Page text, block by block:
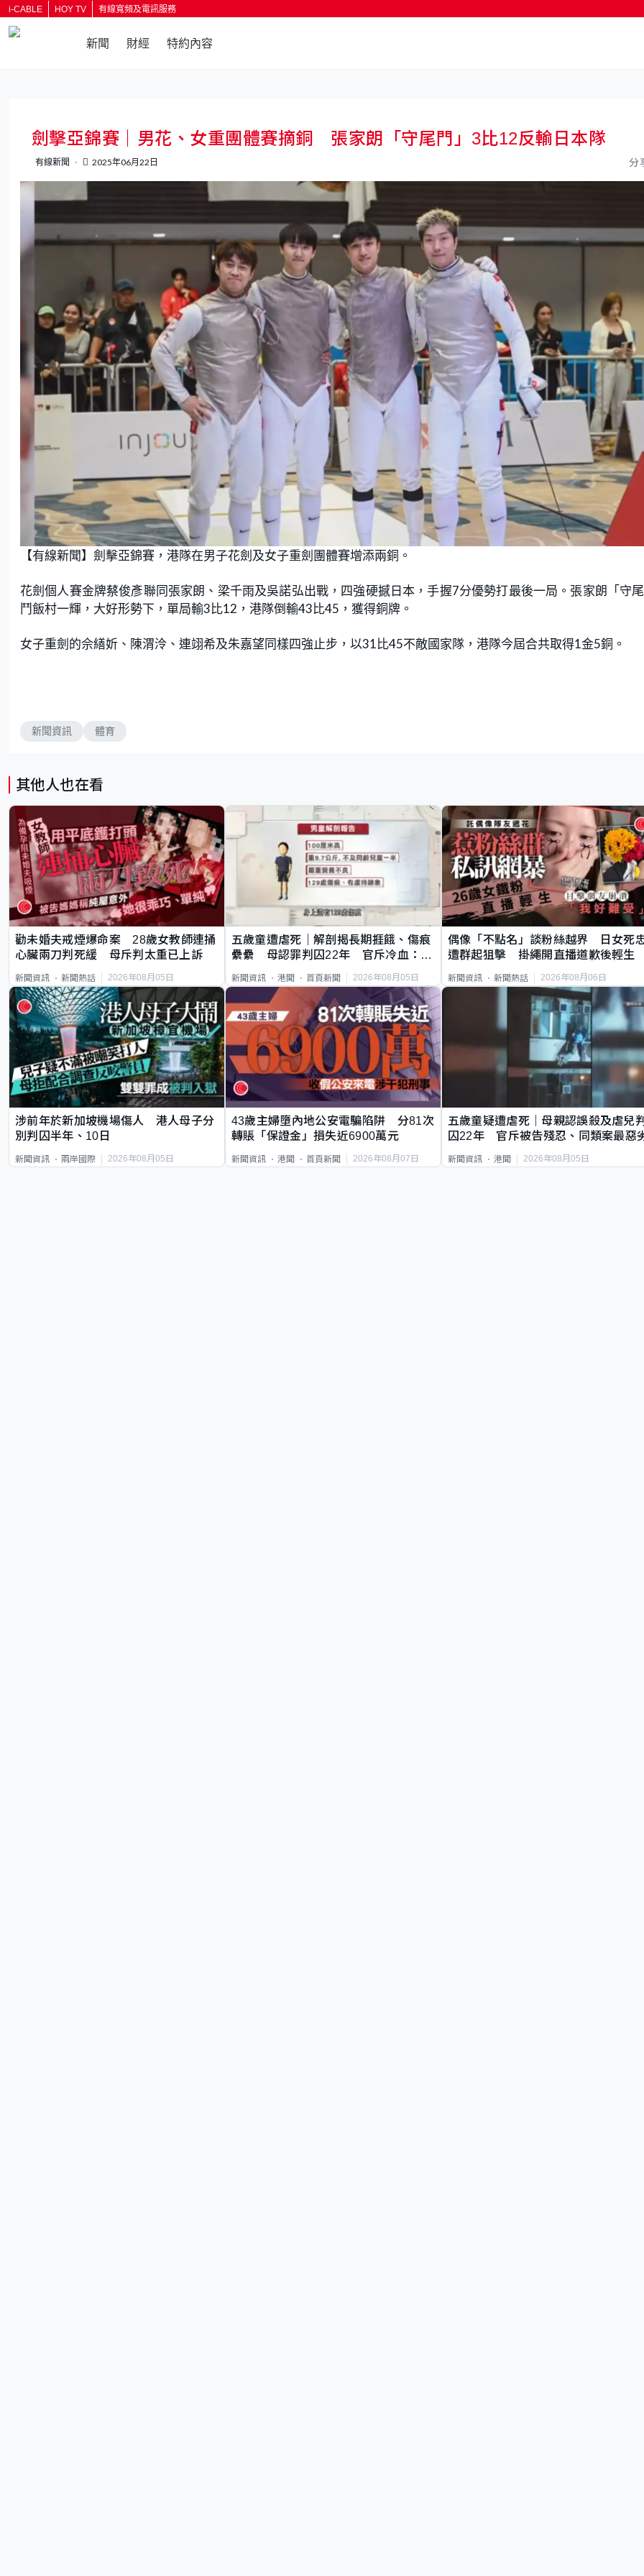
i-CABLE HOY TV 有線寬頻及電訊服務
新聞 財經 特約內容
劍擊亞錦賽｜男花、女重團體賽摘銅 張家朗「守尾門」3比12反輸日本隊
有線新聞 2025年06月22日 分
【有線新聞】劍擊亞錦賽，港隊在男子花劍及女子重劍團體賽增添兩銅。
花劍個人賽金牌蔡俊彥聯同張家朗、梁千雨及吳諾弘出戰，四強硬撼日本，手握7分優勢打最後一局。張家朗「守
鬥飯村一輝，大好形勢下，單局輸3比12，港隊倒輸43比45，獲得銅牌。
女子重劍的佘繕妡、陳渭泠、連翊希及朱嘉望同樣四強止步，以31比45不敵國家隊，港隊今屆合共取得1金5銅。
新聞資訊 體育
其他人也在看
勸未婚夫戒煙爆命案 28歲女教師連捅
心臟兩刀判死緩 母斥判太重已上訴
新聞資訊 新聞熱話 2026年08月05日
五歲童遭虐死｜解剖揭長期捱餓、傷痕
纍纍 母認罪判囚22年 官斥冷血：同
新聞資訊 港聞 首頁新聞 2026年08月05日
偶像「不點名」談粉絲越界 日女死
遭群起狙擊 掛繩開直播道歉後輕生
新聞資訊 新聞熱話 2026年08月06日
涉前年於新加坡機場傷人 港人母子分
別判囚半年、10日
新聞資訊 兩岸國際 2026年08月05日
43歲主婦墮內地公安電騙陷阱 分81次
轉賬「保證金」損失近6900萬元
新聞資訊 港聞 首頁新聞 2026年08月07日
五歲童疑遭虐死｜母親認誤殺及虐兒
囚22年 官斥被告殘忍、同類案最惡
新聞資訊 港聞 2026年08月05日